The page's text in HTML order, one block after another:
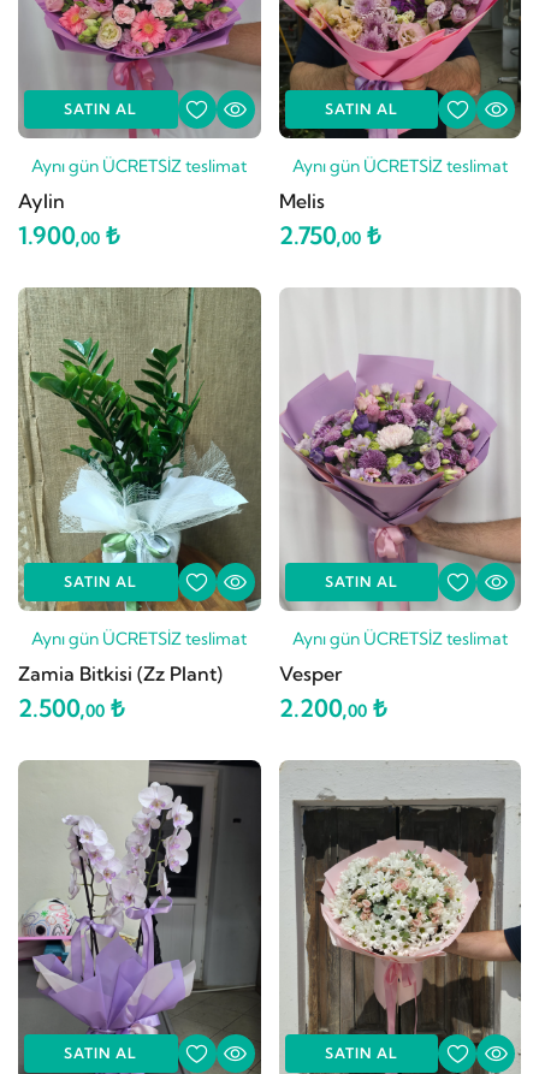
SATIN AL
Aynı gün ÜCRETSİZ teslimat
Aylin
1.900,00 ₺
SATIN AL
Aynı gün ÜCRETSİZ teslimat
Melis
2.750,00₺
SATIN AL
Aynı gün ÜCRETSİZ teslimat
Zamia Bitkisi (Zz Plant)
2.500,00 ₺
SATIN AL
Aynı gün ÜCRETSİZ teslimat
Vesper
2.200,00₺
SATIN AL SATIN AL